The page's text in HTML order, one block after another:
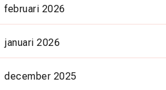
februari 2026
januari 2026
december 2025